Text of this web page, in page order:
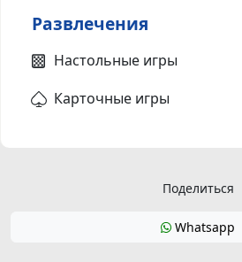
Развлечения
Настольные игры
Карточные игры
Поделиться
Whatsapp